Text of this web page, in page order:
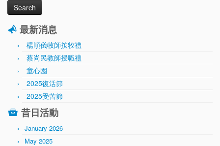
最新消息
楊順儀牧師按牧禮
蔡尚民教師授職禮
童心園
2025復活節
2025受苦節
昔日活動
January 2026
May 2025